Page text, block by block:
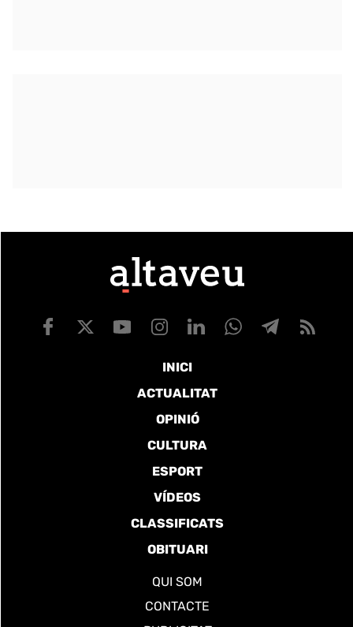
INICI
ACTUALITAT
OPINIÓ
CULTURA
ESPORT
VÍDEOS
CLASSIFICATS
OBITUARI
QUI SOM
CONTACTE